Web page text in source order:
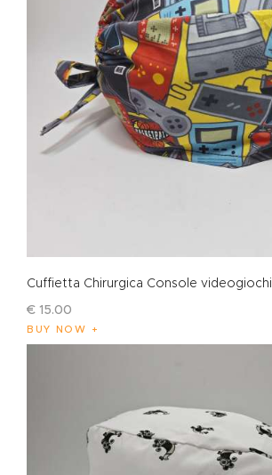
Cuffietta Chirurgica Console videogiochi
€ 15.00
BUY NOW